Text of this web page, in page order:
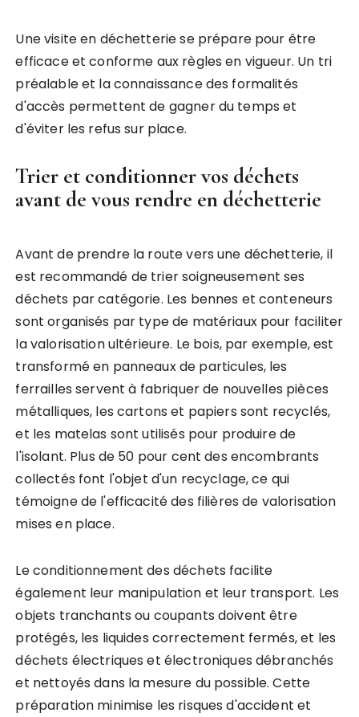
Une visite en déchetterie se prépare pour être
efficace et conforme aux règles en vigueur. Un tri
préalable et la connaissance des formalités
d'accès permettent de gagner du temps et
d'éviter les refus sur place.
Trier et conditionner vos déchets
avant de vous rendre en déchetterie
Avant de prendre la route vers une déchetterie, il
est recommandé de trier soigneusement ses
déchets par catégorie. Les bennes et conteneurs
sont organisés par type de matériaux pour faciliter
la valorisation ultérieure. Le bois, par exemple, est
transformé en panneaux de particules, les
ferrailles servent à fabriquer de nouvelles pièces
métalliques, les cartons et papiers sont recyclés,
et les matelas sont utilisés pour produire de
l'isolant. Plus de 50 pour cent des encombrants
collectés font l'objet d'un recyclage, ce qui
témoigne de l'efficacité des filières de valorisation
mises en place.
Le conditionnement des déchets facilite
également leur manipulation et leur transport. Les
objets tranchants ou coupants doivent être
protégés, les liquides correctement fermés, et les
déchets électriques et électroniques débranchés
et nettoyés dans la mesure du possible. Cette
préparation minimise les risques d'accident et